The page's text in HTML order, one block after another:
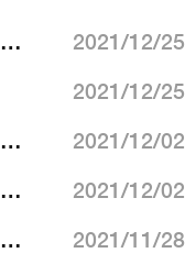
周玉渊接受澎湃新闻采访，谈埃塞战局
2021/12/25
2021/12/25
周玉渊：未来的中非合作更重视非洲国家自身能力的提升
2021/12/02
周玉渊接受经济日报采访，谈中非友好合作
2021/12/02
周玉渊接受新华社采访，解读《新时代的中非合作》白皮书
2021/11/28